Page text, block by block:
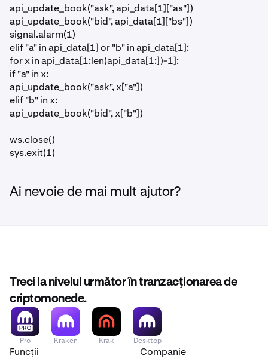
api_update_book("ask", api_data[1]["as"])
api_update_book("bid", api_data[1]["bs"])
signal.alarm(1)
elif "a" in api_data[1] or "b" in api_data[1]:
for x in api_data[1:len(api_data[1:])-1]:
if "a" in x:
api_update_book("ask", x["a"])
elif "b" in x:
api_update_book("bid", x["b"])
ws.close()
sys.exit(1)
Ai nevoie de mai mult ajutor?
Treci la nivelul următor în tranzacționarea de
criptomonede.
Pro Kraken Krak Desktop
Funcții Companie